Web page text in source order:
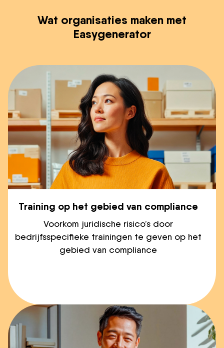
Wat organisaties maken met
Easygenerator
Training op het gebied van compliance
Voorkom juridische risico’s door
bedrijfsspecifieke trainingen te geven op het
gebied van compliance